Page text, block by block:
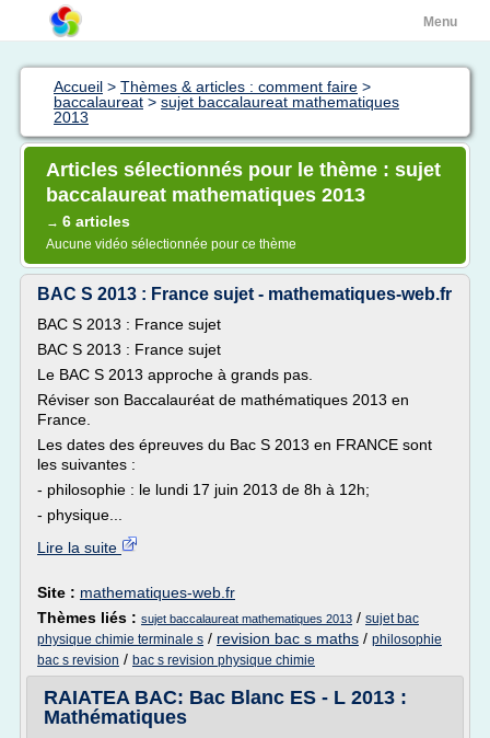
Menu
Accueil > Thèmes & articles : comment faire >
baccalaureat > sujet baccalaureat mathematiques
2013
Articles sélectionnés pour le thème : sujet
baccalaureat mathematiques 2013
→ 6 articles
Aucune vidéo sélectionnée pour ce thème
BAC S 2013 : France sujet - mathematiques-web.fr
BAC S 2013 : France sujet
BAC S 2013 : France sujet
Le BAC S 2013 approche à grands pas.
Réviser son Baccalauréat de mathématiques 2013 en
France.
Les dates des épreuves du Bac S 2013 en FRANCE sont
les suivantes :
- philosophie : le lundi 17 juin 2013 de 8h à 12h;
- physique...
Lire la suite
Site : mathematiques-web.fr
Thèmes liés : sujet baccalaureat mathematiques 2013 / sujet bac
physique chimie terminale s / revision bac s maths / philosophie
bac s revision / bac s revision physique chimie
RAIATEA BAC: Bac Blanc ES - L 2013 :
Mathématiques